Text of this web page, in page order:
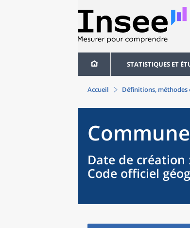
STATISTIQUES ET
Accueil Définitions,
Commune
Date de création
Code officiel